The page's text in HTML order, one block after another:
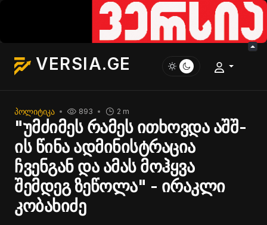
VERSIA.GE
ᲞᲝᲚᲘᲢᲘᲙᲐ 2 m
893
"უმძიმეს რამეს ითხოვდა აშშ-
ის წინა ადმინისტრაცია
ჩვენგან და ამას მოჰყვა
შემდეგ ზეწოლა" - ირაკლი
კობახიძე